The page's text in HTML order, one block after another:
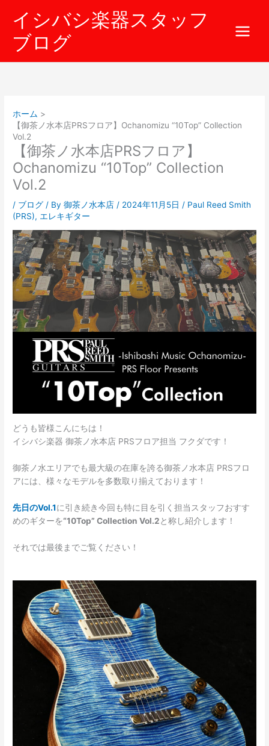
イシバシ楽器スタッフ
ブログ
ホーム
【御茶ノ水本店PRSフロア】Ochanomizu “10Top” Collection
Vol.2
【御茶ノ水本店PRSフロア】
Ochanomizu “10Top” Collection
Vol.2
/ ブログ / By御茶ノ水本店 / 2024年11月5日 / Paul Reed Smith
(PRS), エレキギター
どうも皆様こんにちは！
イシバシ楽器 御茶ノ水本店 PRSフロア担当 フクダです！
御茶ノ水エリアでも最大級の在庫を誇る御茶ノ水本店 PRSフロ
アには、様々なモデルを多数取り揃えております！
先日のVol.1に引き続き今回も特に目を引く担当スタッフおすす
めのギターを“10Top” Collection Vol.2と称し紹介します！
それでは最後までご覧ください！